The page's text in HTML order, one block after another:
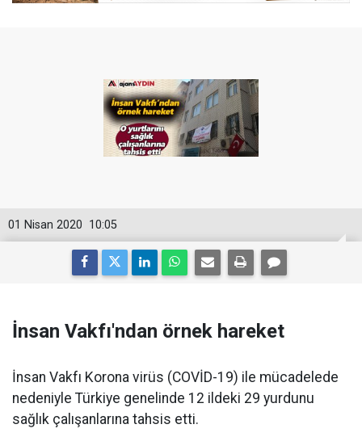
10:05
01 Nisan 2020
İnsan Vakfı'ndan örnek hareket
İnsan Vakfı Korona virüs (COVİD-19) ile mücadelede
nedeniyle Türkiye genelinde 12 ildeki 29 yurdunu
sağlık çalışanlarına tahsis etti.